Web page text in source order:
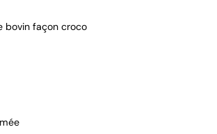
bovin façon croco